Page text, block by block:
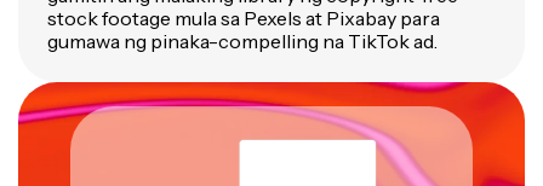
stock footage mula sa Pexels at Pixabay para
gumawa ng pinaka-compelling na TikTok ad.